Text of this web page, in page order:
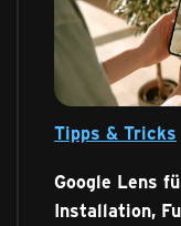
Tipps & Tricks
Google Lens
Installation,